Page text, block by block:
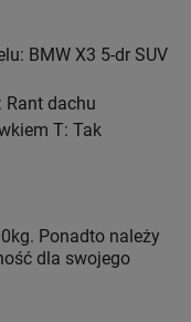
BMW X3 5-dr SUV
dachu
T: Tak
Ponadto należy
dla swojego